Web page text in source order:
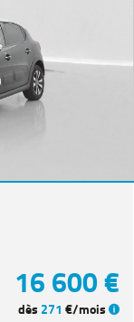
16 600 €
dès 271 €/mois